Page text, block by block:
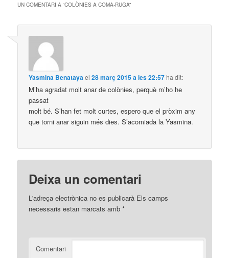
UN COMENTARI A “COLÒNIES A COMA-RUGA”
Yasmina Benatayael28 març 2015 a les 22:57ha dit:
M’ha agradat molt anar de colònies, perquè m’ho he
passat
molt bé. S’han fet molt curtes, espero que el pròxim any
que torni anar siguin més dies. S’acomiada la Yasmina.
Deixa un comentari
L'adreça electrònica no es publicarà Els camps
necessaris estan marcats amb*
Comentari